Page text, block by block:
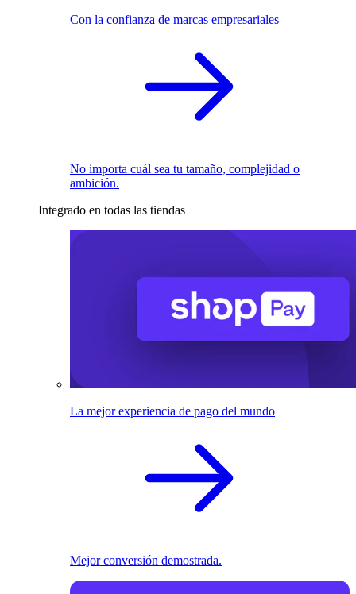
Con la confianza de marcas empresariales
No importa cuál sea tu tamaño, complejidad o
ambición.
Integrado en todas las tiendas
La mejor experiencia de pago del mundo
Mejor conversión demostrada.